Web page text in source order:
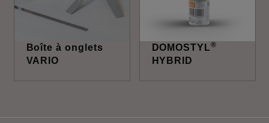
Boîte à onglets
VARIO
DOMOSTYL®
HYBRID